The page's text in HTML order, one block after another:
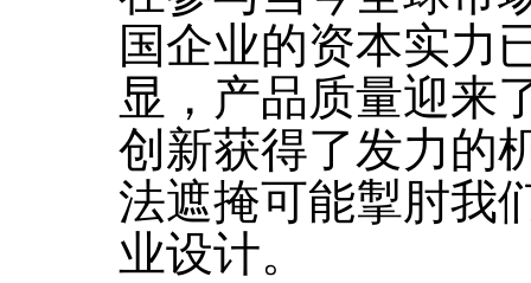
国企业的资本实力
显，产品质量迎来
创新获得了发力的
法遮掩可能掣肘
业设计。